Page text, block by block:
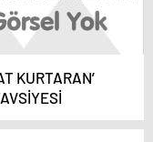
KURTARAN’